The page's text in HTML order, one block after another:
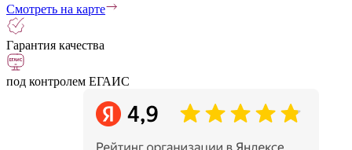
Смотреть на карте
Гарантия качества
под контролем ЕГАИС